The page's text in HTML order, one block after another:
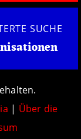
SUCHE
| Über die